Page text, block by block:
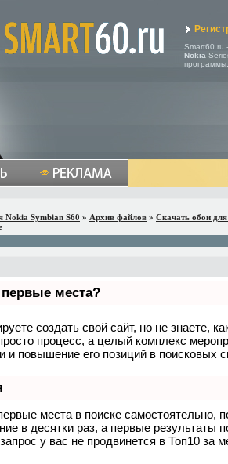
Smart60.ru
Nokia
Symbian S60 » Архив файлов » Скачать обои
первые места?
создать свой сайт, но не знаете,
процесс, а целый комплекс
и повышение его позиций в поисковых
места в поиске самостоятельно,
в десятки раз, а первые результаты
у вас не продвинется в Топ10 за